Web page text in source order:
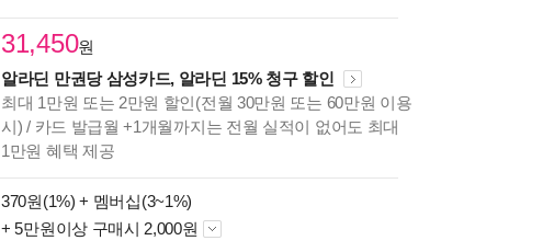
31,450원
알라딘 만권당 삼성카드, 알라딘 15% 청구 할인
최대 1만원 또는 2만원 할인(전월 30만원 또는 60만원 이용
시) / 카드 발급월 +1개월까지는 전월 실적이 없어도 최대
1만원 혜택 제공
370원(1%) + 멤버십(3~1%)
+ 5만원이상 구매시 2,000원